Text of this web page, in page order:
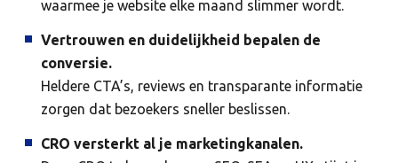
waarmee je website elke maand slimmer wordt.
Vertrouwen en duidelijkheid bepalen de
conversie.
Heldere CTA’s, reviews en transparante informatie
zorgen dat bezoekers sneller beslissen.
CRO versterkt al je marketingkanalen.